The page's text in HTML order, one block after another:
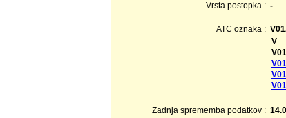
Vrsta postopka : -
ATC oznaka :
V
V01
Zadnja sprememba podatkov :